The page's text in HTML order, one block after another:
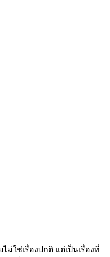
ช่เรื่องปกติ แต่เป็นเรื่องที่